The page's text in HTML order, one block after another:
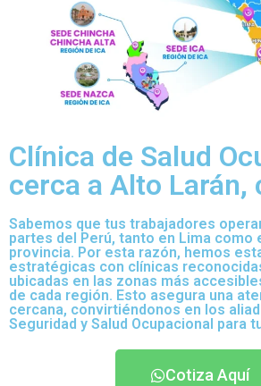
Clínica de Salud
cerca a Alto Larán,
Sabemos que tus trabajadores
partes del Perú, tanto en Lima como
provincia. Por esta razón, hemos
estratégicas con clínicas
ubicadas en las zonas más
de cada región. Esto asegura una
cercana, convirtiéndonos en los
Seguridad y Salud Ocupacional para
Cotiza Aquí